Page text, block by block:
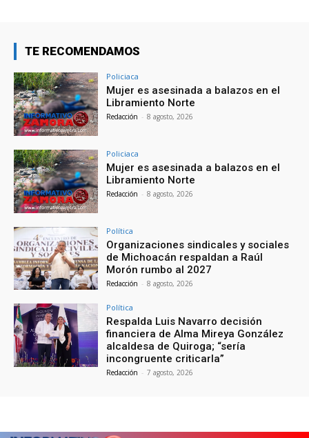
TE RECOMENDAMOS
Policiaca
Mujer es asesinada a balazos en el
Libramiento Norte
Redacción - 8 agosto, 2026
Policiaca
Mujer es asesinada a balazos en el
Libramiento Norte
Redacción - 8 agosto, 2026
Política
Organizaciones sindicales y sociales
de Michoacán respaldan a Raúl
Morón rumbo al 2027
Redacción - 8 agosto, 2026
Política
Respalda Luis Navarro decisión
financiera de Alma Mireya González
alcaldesa de Quiroga; “sería
incongruente criticarla”
Redacción - 7 agosto, 2026